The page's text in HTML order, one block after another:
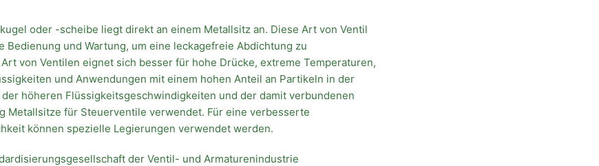
oder -scheibe liegt direkt an einem Metallsitz an. Diese Art von Ventil
und Wartung, um eine leckagefreie Abdichtung zu
von Ventilen eignet sich besser für hohe Drücke, extreme Temperaturen,
und Anwendungen mit einem hohen Anteil an Partikeln in der
höheren Flüssigkeitsgeschwindigkeiten und der damit verbundenen
Metallsitze für Steuerventile verwendet. Für eine verbesserte
können spezielle Legierungen verwendet werden.
der Ventil- und Armaturenindustrie